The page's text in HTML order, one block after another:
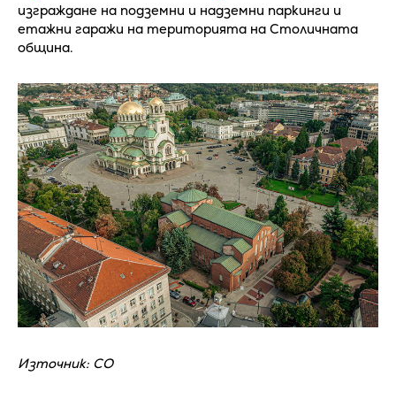
изграждане на подземни и надземни паркинги и
етажни гаражи на територията на Столичната
община.
Източник: СО